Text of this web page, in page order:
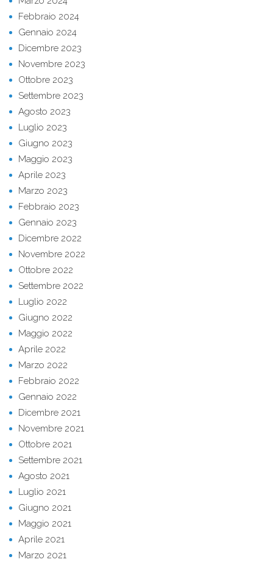
Febbraio 2024
Gennaio 2024
Dicembre 2023
Novembre 2023
Ottobre 2023
Settembre 2023
Agosto 2023
Luglio 2023
Giugno 2023
Maggio 2023
Aprile 2023
Marzo 2023
Febbraio 2023
Gennaio 2023
Dicembre 2022
Novembre 2022
Ottobre 2022
Settembre 2022
Luglio 2022
Giugno 2022
Maggio 2022
Aprile 2022
Marzo 2022
Febbraio 2022
Gennaio 2022
Dicembre 2021
Novembre 2021
Ottobre 2021
Settembre 2021
Agosto 2021
Luglio 2021
Giugno 2021
Maggio 2021
Aprile 2021
Marzo 2021